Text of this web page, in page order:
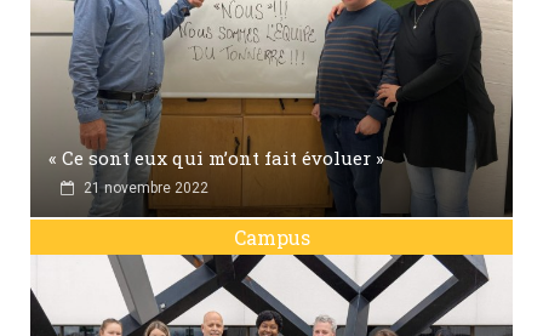
« Ce sont eux qui m’ont fait évoluer »
21 novembre 2022
Campus